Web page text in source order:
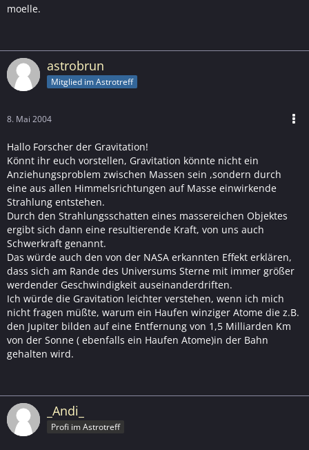
moelle.
astrobrun
Mitglied im Astrotreff
8. Mai 2004
Hallo Forscher der Gravitation!
Könnt ihr euch vorstellen, Gravitation könnte nicht ein
Anziehungsproblem zwischen Massen sein ,sondern durch
eine aus allen Himmelsrichtungen auf Masse einwirkende
Strahlung entstehen.
Durch den Strahlungsschatten eines massereichen Objektes
ergibt sich dann eine resultierende Kraft, von uns auch
Schwerkraft genannt.
Das würde auch den von der NASA erkannten Effekt erklären,
dass sich am Rande des Universums Sterne mit immer größer
werdender Geschwindigkeit auseinanderdriften.
Ich würde die Gravitation leichter verstehen, wenn ich mich
nicht fragen müßte, warum ein Haufen winziger Atome die z.B.
den Jupiter bilden auf eine Entfernung von 1,5 Milliarden Km
von der Sonne ( ebenfalls ein Haufen Atome)in der Bahn
gehalten wird.
_Andi_
Profi im Astrotreff